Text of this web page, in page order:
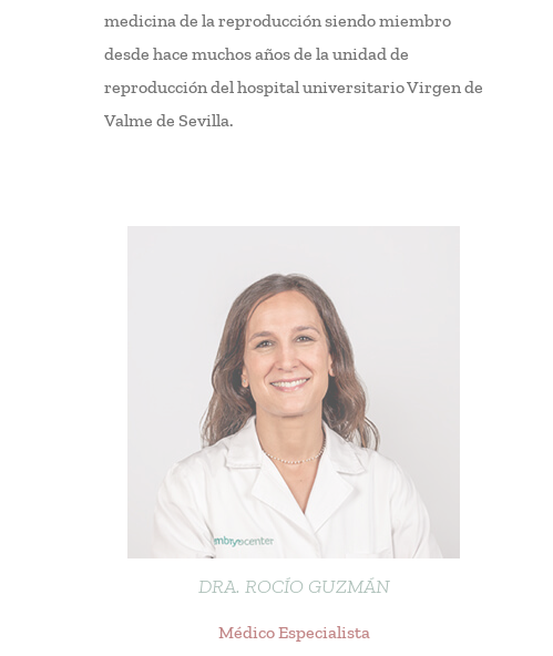
medicina de la reproducción siendo miembro
desde hace muchos años de la unidad de
reproducción del hospital universitario Virgen de
Valme de Sevilla.
DRA. ROCÍO GUZMÁN
Médico Especialista